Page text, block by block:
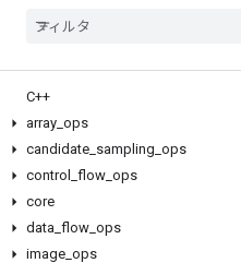
C++
array ops
candidate sampling ops
control
flow ops
core
data flow ops
image ops